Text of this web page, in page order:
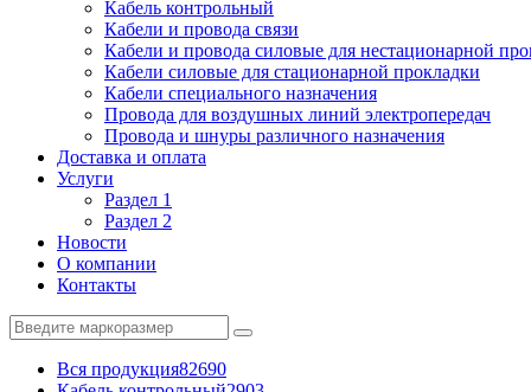
Кабель контрольный
Кабели и провода связи
Кабели и провода силовые для нестационарной
Кабели силовые для стационарной прокладки
Кабели специального назначения
Провода для воздушных линий электропередач
Провода и шнуры различного назначения
Доставка и оплата
Услуги
Раздел 1
Раздел 2
Новости
О компании
Контакты
Вся продукция82690